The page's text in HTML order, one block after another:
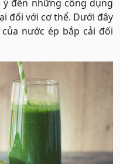
đến những công dụng
đối với cơ thể. Dưới đây
nước ép bắp cải đối